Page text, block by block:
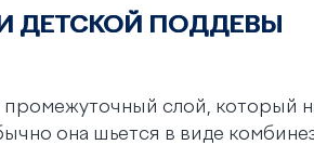
ДЕТСКОЙ ПОДДЕВЫ
промежуточный слой, который
она шьется в виде